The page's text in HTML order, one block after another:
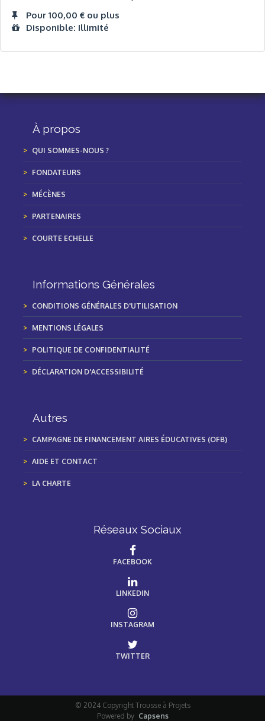
Pour 100,00 € ou plus
Disponible: Illimité
À propos
QUI SOMMES-NOUS ?
FONDATEURS
MÉCÈNES
PARTENAIRES
COURTE ECHELLE
Informations Générales
CONDITIONS GÉNÉRALES D'UTILISATION
MENTIONS LÉGALES
POLITIQUE DE CONFIDENTIALITÉ
DÉCLARATION D'ACCESSIBILITÉ
Autres
CAMPAGNE DE FINANCEMENT AIRES ÉDUCATIVES (OFB)
AIDE ET CONTACT
LA CHARTE
Réseaux Sociaux
FACEBOOK
LINKEDIN
INSTAGRAM
TWITTER
© 2024 Copyright Trousse à Projets
Powered by Capsens